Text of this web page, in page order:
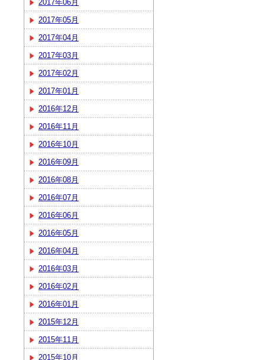
2017年06月
2017年05月
2017年04月
2017年03月
2017年02月
2017年01月
2016年12月
2016年11月
2016年10月
2016年09月
2016年08月
2016年07月
2016年06月
2016年05月
2016年04月
2016年03月
2016年02月
2016年01月
2015年12月
2015年11月
2015年10月